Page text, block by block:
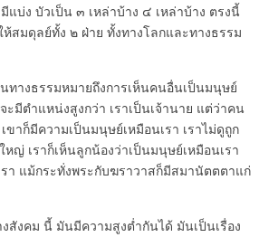
แบ่ง บัวเป็น ๓ เหล่าบ้าง ๔ เหล่าบ้าง ตรงนี้
สมดุลย์ทั้ง ๒ ฝ่าย ทั้งทางโลกและทางธรรม
ทางธรรมหมายถึงการเห็นคนอื่นเป็นมนุษย์
ะมีตำแหน่งสูงกว่า เราเป็นเจ้านาย แต่ว่าคน
ขาก็มีความเป็นมนุษย์เหมือนเรา เราไม่ดูถูก
หญ่ เราก็เห็นลูกน้องว่าเป็นมนุษย์เหมือนเรา
า แม้กระทั่งพระกับฆราวาสก็มีสมานัตตตาแก่
สังคม นี้ มันมีความสูงต่ำกันได้ มันเป็นเรื่อง